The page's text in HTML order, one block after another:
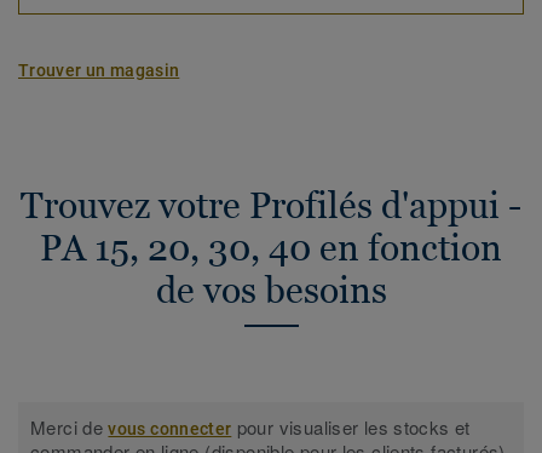
Trouver un magasin
Trouvez votre Profilés d'appui -
PA 15, 20, 30, 40 en fonction
de vos besoins
Merci devous connecter pour visualiser les stocks et